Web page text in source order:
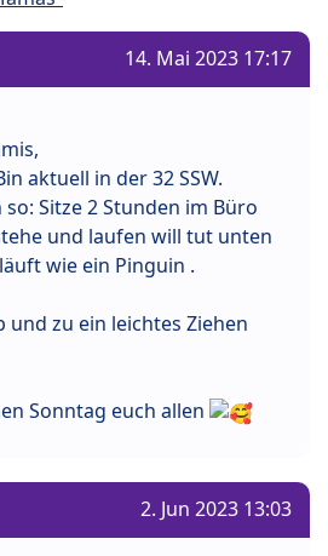
14. Mai 2023 17:17
aktuell in der 32 SSW.
Sitze 2 Stunden im Büro
und laufen will tut unten
wie ein Pinguin .
und zu ein leichtes Ziehen
Sonntag euch allen
2. Jun 2023 13:03